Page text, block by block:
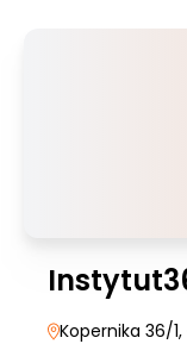
Kopernika 36/1